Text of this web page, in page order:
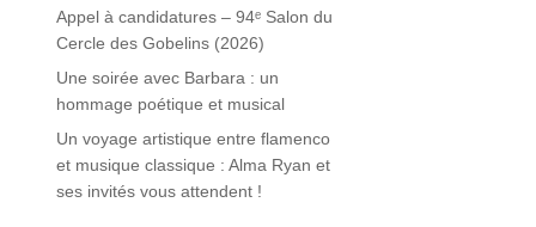
Appel à candidatures – 94ᵉ Salon du
Cercle des Gobelins (2026)
Une soirée avec Barbara : un
hommage poétique et musical
Un voyage artistique entre flamenco
et musique classique : Alma Ryan et
ses invités vous attendent !